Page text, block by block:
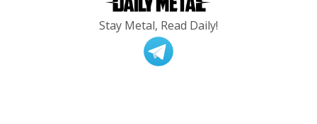
Stay Metal, Read Daily!